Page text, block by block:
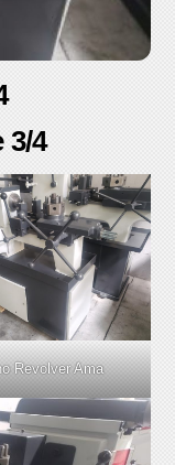
3/4
Revolver Ama